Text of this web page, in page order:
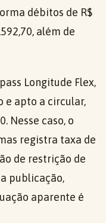
débitos de R$
além de
Longitude Flex,
e apto a circular,
Nesse caso, o
registra taxa de
de restrição de
publicação,
aparente é